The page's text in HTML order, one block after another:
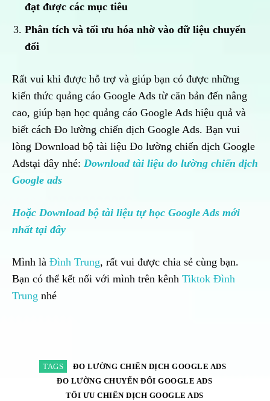
đạt được các mục tiêu
Phân tích và tối ưu hóa nhờ vào dữ liệu chuyển
đổi
Rất vui khi được hỗ trợ và giúp bạn có được những
kiến thức quảng cáo Google Ads từ căn bản đến nâng
cao, giúp bạn học quảng cáo Google Ads hiệu quả và
biết cách Đo lường chiến dịch Google Ads. Bạn vui
lòng Download bộ tài liệu Đo lường chiến dịch Google
Adstại đây nhé: Download tài liệu đo lường chiến dịch
Google ads
Hoặc Download bộ tài liệu tự học Google Ads mới
nhất tại đây
Mình là Đình Trung, rất vui được chia sẻ cùng bạn.
Bạn có thể kết nối với mình trên kênh Tiktok Đình
Trung nhé
TAGS
ĐO LƯỜNG CHIẾN DỊCH GOOGLE ADS
ĐO LƯỜNG CHUYỂN ĐỔI GOOGLE ADS
TỐI ƯU CHIẾN DỊCH GOOGLE ADS